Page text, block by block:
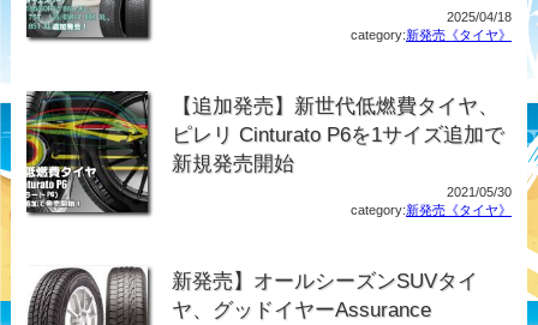
2025/04/18
category:新発売《タイヤ》
【追加発売】新世代低燃費タイヤ、
ピレリ Cinturato P6を1サイズ追加で
新規発売開始
2021/05/30
category:新発売《タイヤ》
新発売】オールシーズンSUVタイ
ヤ、グッドイヤーAssurance